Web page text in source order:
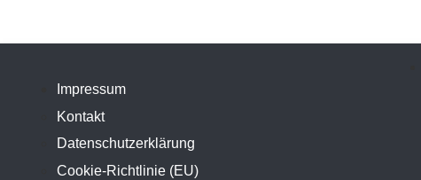
Impressum
Kontakt
Datenschutzerklärung
Cookie-Richtlinie (EU)